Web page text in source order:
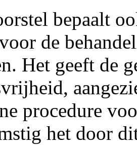
bepaalt
de
Het geeft de
procedure
het door